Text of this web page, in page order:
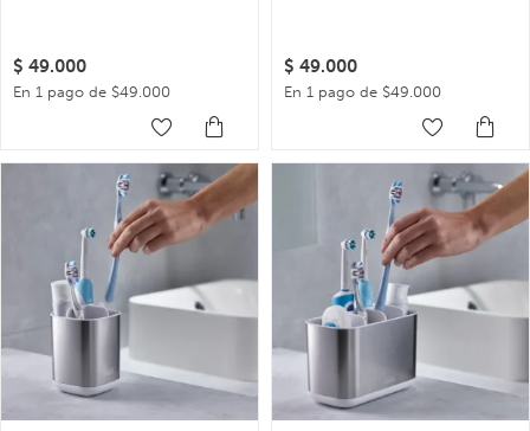
$ 49.000
En 1 pago de $49.000
$ 49.000
En 1 pago de $49.000